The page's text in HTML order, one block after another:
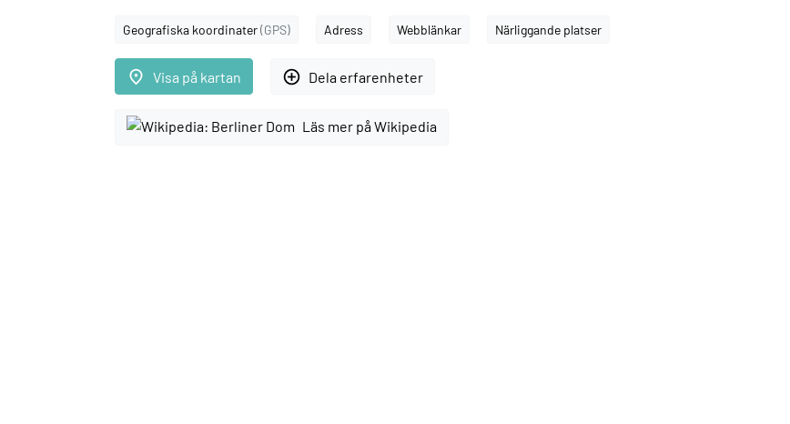
Geografiska koordinater(GPS) Adress Webblänkar Närliggande platser
place Visa på kartan add_circle_outline Dela erfarenheter
Läs mer på Wikipedia